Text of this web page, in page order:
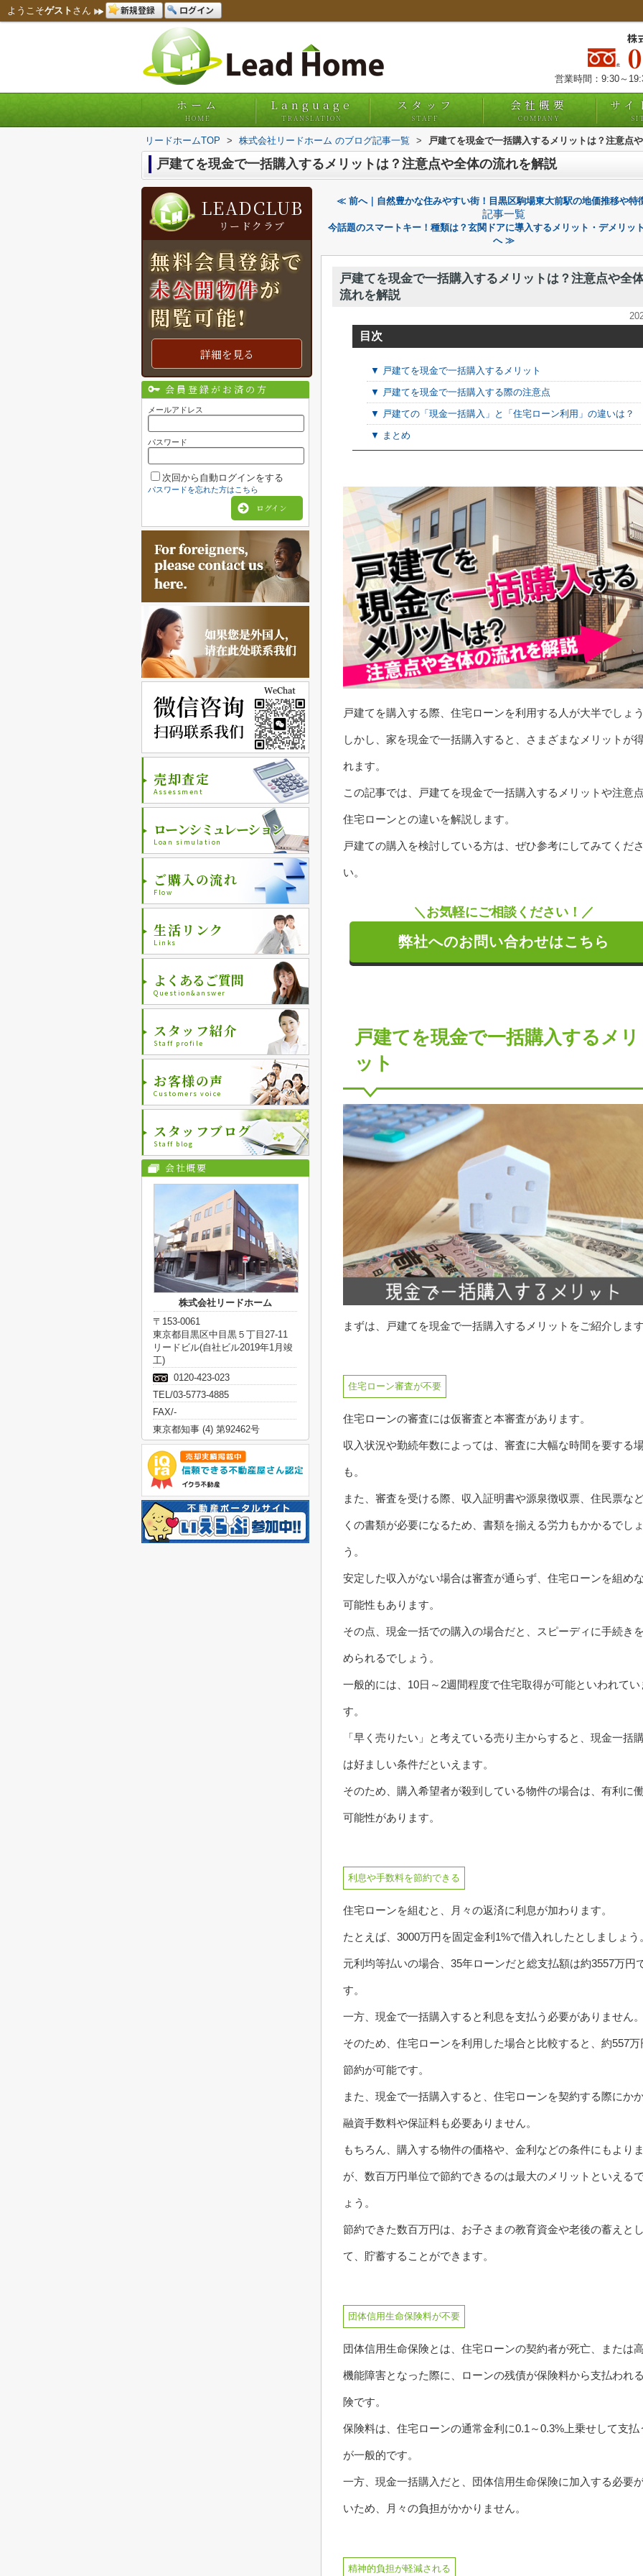
ようこそゲスト さん 新規登録 ログイン
株
営業時間：9:30～
ホーム
HOME
Language
TRANSLATION
スタッフ
STAFF
会社概要
COMPANY
サイ
リードホームTOP > 株式会社リードホーム のブログ記事一覧 > 戸建てを現金で一括購入するメリットは？注意点
戸建てを現金で一括購入するメリットは？注意点や全体の流れを解説
≪ 前へ｜自然豊かな住みやすい街！目黒区駒場東大前駅の地価推移や特
記事一覧
今話題のスマートキー！種類は？玄関ドアに導入するメリット・デメリッ
へ ≫
戸建てを現金で一括購入するメリットは？注意点や全
流れを解説
目次
▼ 戸建てを現金で一括購入するメリット
▼ 戸建てを現金で一括購入する際の注意点
▼ 戸建ての「現金一括購入」と「住宅ローン利用」の違いは？
▼ まとめ
戸建てを購入する際、住宅ローンを利用する人が大半でしょう
しかし、家を現金で一括購入すると、さまざまなメリットが
れます。
この記事では、戸建てを現金で一括購入するメリットや注意点
住宅ローンとの違いを解説します。
戸建ての購入を検討している方は、ぜひ参考にしてみてくださ
い。
＼お気軽にご相談ください！／
弊社へのお問い合わせはこちら
戸建てを現金で一括購入するメリ
ット
まずは、戸建てを現金で一括購入するメリットをご紹介します
住宅ローン審査が不要
住宅ローンの審査には仮審査と本審査があります。
収入状況や勤続年数によっては、審査に大幅な時間を要する
も。
また、審査を受ける際、収入証明書や源泉徴収票、住民票な
くの書類が必要になるため、書類を揃える労力もかかるでしょ
う。
安定した収入がない場合は審査が通らず、住宅ローンを組め
可能性もあります。
その点、現金一括での購入の場合だと、スピーディに手続き
められるでしょう。
一般的には、10日～2週間程度で住宅取得が可能といわれてい
す。
「早く売りたい」と考えている売り主からすると、現金一括
は好ましい条件だといえます。
そのため、購入希望者が殺到している物件の場合は、有利に働
可能性があります。
利息や手数料を節約できる
住宅ローンを組むと、月々の返済に利息が加わります。
たとえば、3000万円を固定金利1%で借入れしたとしましょう
元利均等払いの場合、35年ローンだと総支払額は約3557万円
す。
一方、現金で一括購入すると利息を支払う必要がありません。
そのため、住宅ローンを利用した場合と比較すると、約557万
節約が可能です。
また、現金で一括購入すると、住宅ローンを契約する際にか
融資手数料や保証料も必要ありません。
もちろん、購入する物件の価格や、金利などの条件にもより
が、数百万円単位で節約できるのは最大のメリットといえる
ょう。
節約できた数百万円は、お子さまの教育資金や老後の蓄えとし
て、貯蓄することができます。
団体信用生命保険料が不要
団体信用生命保険とは、住宅ローンの契約者が死亡、または
機能障害となった際に、ローンの残債が保険料から支払われ
険です。
保険料は、住宅ローンの通常金利に0.1～0.3%上乗せして支払
が一般的です。
一方、現金一括購入だと、団体信用生命保険に加入する必要
いため、月々の負担がかかりません。
精神的負担が軽減される
LEADCLUB
リードクラブ
無料会員登録で
未公開物件が
閲覧可能!
詳細を見る
会員登録がお済の方
メールアドレス
パスワード
次回から自動ログインをする
パスワードを忘れた方はこちら
ログイン
売却査定
Assessment
ローンシミュレーション
Loan simulation
ご購入の流れ
Flow
生活リンク
Links
よくあるご質問
Question&answer
スタッフ紹介
Staff profile
お客様の声
Customers voice
スタッフブログ
Staff blog
会社概要
株式会社リードホーム
〒153-0061
東京都目黒区中目黒５丁目27-11
リードビル(自社ビル2019年1月竣
工)
0120-423-023
TEL/03-5773-4885
FAX/-
東京都知事 (4) 第92462号